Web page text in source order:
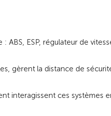
ABS, ESP, régulateur de
gèrent la distance de
interagissent ces systèmes